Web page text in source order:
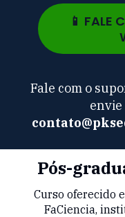
Fale com o
contato
📱 FALE
Pós-
Curso oferecido
FaCiencia,